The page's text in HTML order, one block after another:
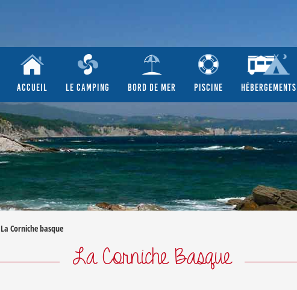
ACCUEIL LE CAMPING BORD DE MER PISCINE HÉBERGEMENTS
La Corniche basque
La Corniche Basque